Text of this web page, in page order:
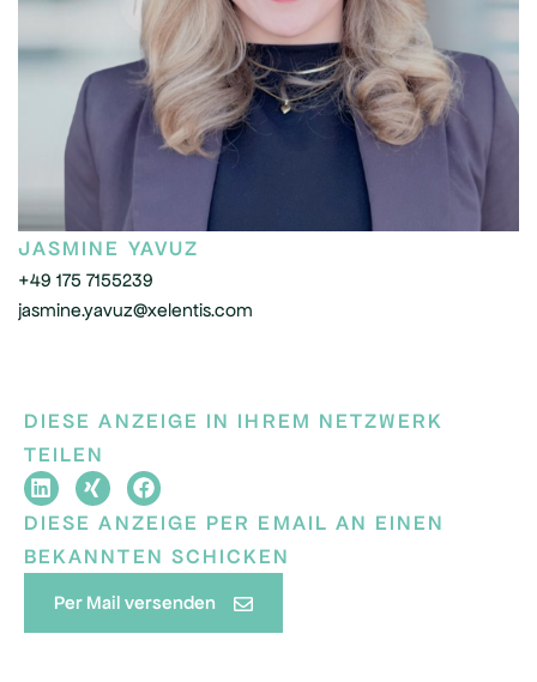
JASMINE YAVUZ
+49 175 7155239
jasmine.yavuz@xelentis.com
DIESE ANZEIGE IN IHREM NETZWERK
TEILEN
DIESE ANZEIGE PER EMAIL AN EINEN
BEKANNTEN SCHICKEN
Per Mail versenden